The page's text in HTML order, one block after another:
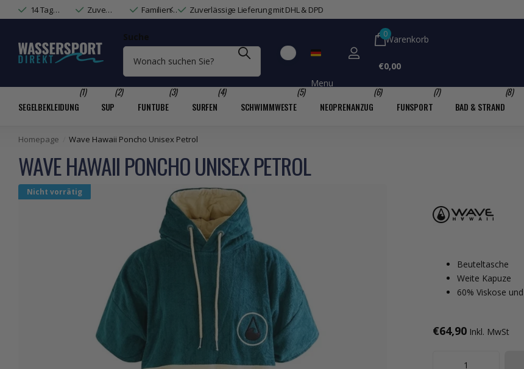
14 Tage Widerrufsrecht & Rechnungskauf Zuverlässige Lieferung mit DHL & DPD Familienunternehmen mit Wassersport-Expertise
Zuverlässige Lieferung mit DHL & DPD
Suche
Menu
Warenkorb
0
€0,00
SEGELBEKLEIDUNG
(1)
SUP
(2)
FUNTUBE
(3)
SURFEN
(4)
SCHWIMMWESTE
(5)
NEOPRENANZUG
(6)
FUNSPORT
(7)
BAD & STRAND
(8)
Homepage Wave Hawaii Poncho Unisex Petrol
WAVE HAWAII PONCHO UNISEX PETROL
Nicht vorrätig
Beuteltasche
Weite Kapuze
60% Viskose
€64,90 Inkl. MwSt